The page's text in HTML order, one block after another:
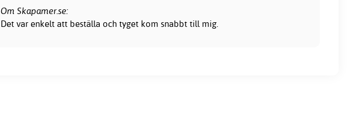
Om Skapamer.se:
Det var enkelt att beställa och tyget kom snabbt till mig.